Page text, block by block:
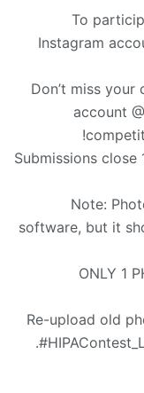
To
Instagram
Don’t miss
account
Submissions
Note:
software, but it
ONLY 1
Re-upload old